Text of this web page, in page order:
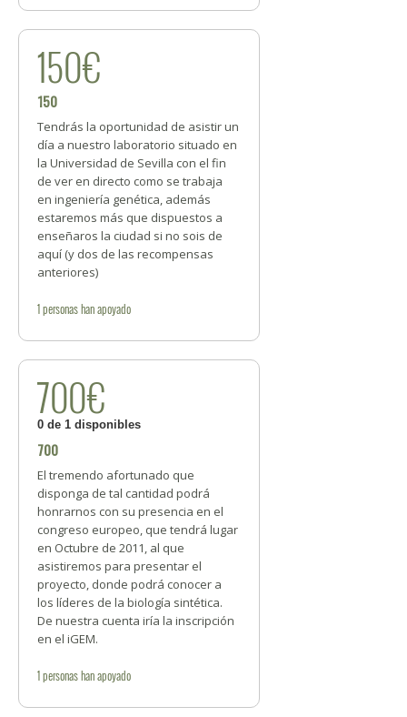
150€
150
Tendrás la oportunidad de asistir un
día a nuestro laboratorio situado en
la Universidad de Sevilla con el fin
de ver en directo como se trabaja
en ingeniería genética, además
estaremos más que dispuestos a
enseñaros la ciudad si no sois de
aquí (y dos de las recompensas
anteriores)
1personashan apoyado
700€
0 de 1 disponibles
700
El tremendo afortunado que
disponga de tal cantidad podrá
honrarnos con su presencia en el
congreso europeo, que tendrá lugar
en Octubre de 2011, al que
asistiremos para presentar el
proyecto, donde podrá conocer a
los líderes de la biología sintética.
De nuestra cuenta iría la inscripción
en el iGEM.
1personashan apoyado